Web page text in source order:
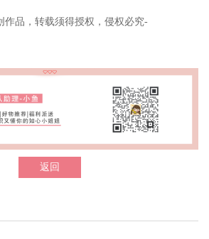
作品，转载须得授权，侵权必究-
返回